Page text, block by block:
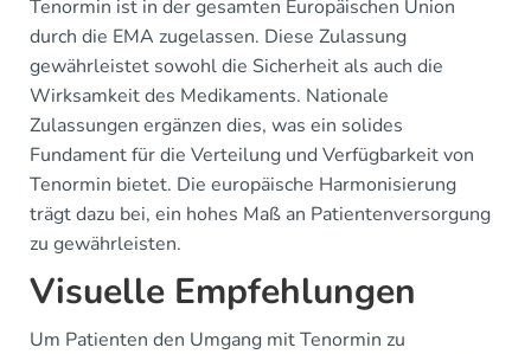
Tenormin ist in der gesamten Europäischen Union
durch die EMA zugelassen. Diese Zulassung
gewährleistet sowohl die Sicherheit als auch die
Wirksamkeit des Medikaments. Nationale
Zulassungen ergänzen dies, was ein solides
Fundament für die Verteilung und Verfügbarkeit von
Tenormin bietet. Die europäische Harmonisierung
trägt dazu bei, ein hohes Maß an Patientenversorgung
zu gewährleisten.
Visuelle Empfehlungen
Um Patienten den Umgang mit Tenormin zu